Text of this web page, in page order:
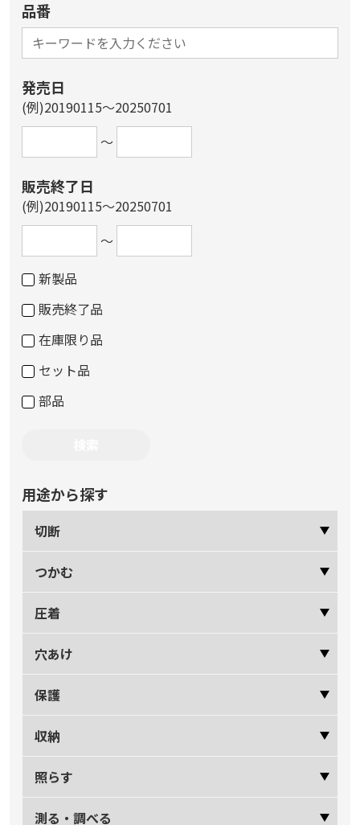
品番
発売日
(例)20190115～20250701
～
販売終了日
(例)20190115～20250701
～
新製品
販売終了品
在庫限り品
セット品
部品
用途から探す
切断
つかむ
圧着
穴あけ
保護
収納
照らす
測る・調べる